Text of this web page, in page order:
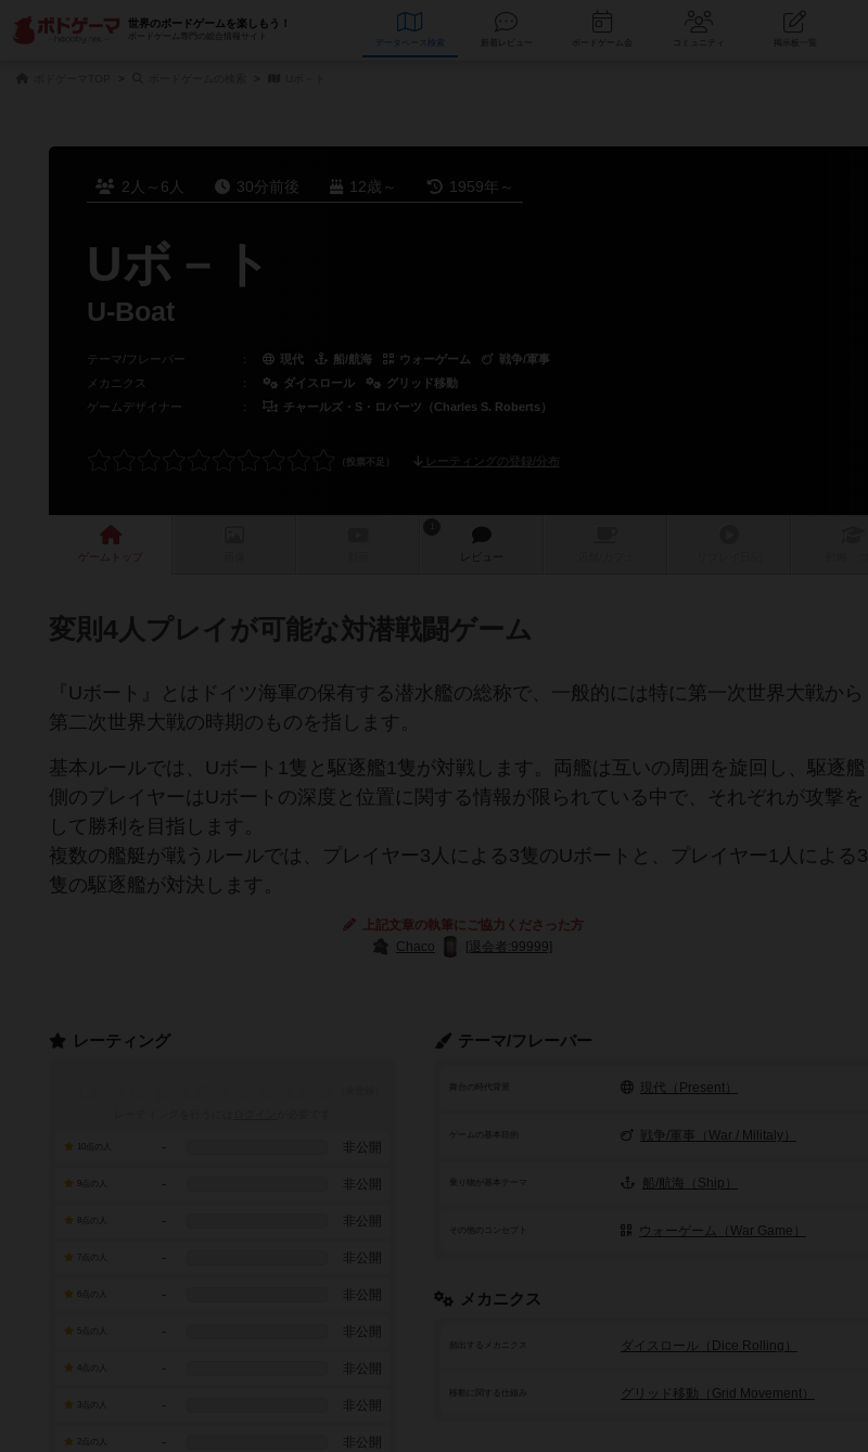
世界のボードゲームを楽しもう！
ボードゲーム専門の総合情報サイト
データベース コミュニティ
2人～6人 30分前後 12歳～ 1959年～
Uボ－ト
U-Boat
テーマ/フレーバー ： 現代 船/航海 ウォーゲーム
戦争/軍事
メカニクス
： ダイスロール
グリッド移動
ゲームデザイナー
： チャールズ・S・ロバーツ（Charles S. Roberts）
レーティングの登録/分布
ゲーム レビュー
変則4人プレイが可能な対潜戦闘ゲーム
『Uボート』とはドイツ海軍の保有する潜水艦の総称で、一般的には特に第一次世界大戦から
第二次世界大戦の時期のものを指します。
基本ルールでは、Uボート1隻と駆逐艦1隻が対戦します。両艦は互いの周囲を旋回し、駆逐艦
側のプレイヤーはUボートの深度と位置に関する情報が限られている中で、それぞれが攻撃を
して勝利を目指します。
複数の艦艇が戦うルールでは、プレイヤー3人による3隻のUボートと、プレイヤー1人による3
隻の駆逐艦が対決します。
上記文章の執筆にご協力くださった方
Chaco
[退会者:99999]
テーマ/フレーバー
舞台の時代背景 現代（Present）
ゲームの基本目的 戦争/軍事（War / Militaly）
乗り物が基本テーマ 船/航海（Ship）
その他のコンセプト ウォーゲーム（War Game）
メカニクス
頻出するメカニクス ダイスロール（Dice Rolling）
移動に関する仕組み グリッド移動（Grid Movement）
レーティング
- 非公開
- 非公開
- 非公開
7点の人 - 非公開
- 非公開
- 非公開
- 非公開
- 非公開
- 非公開